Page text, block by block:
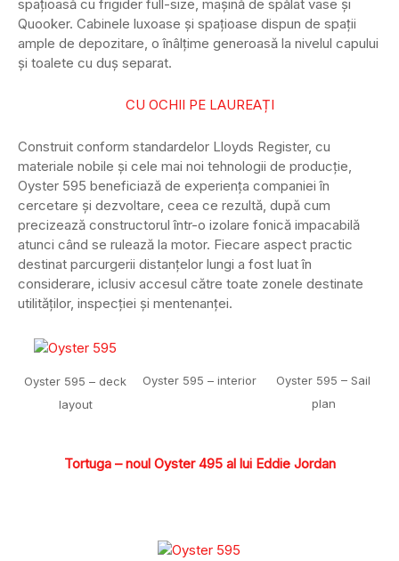
spațioasă cu frigider full-size, mașină de spălat vase și
Quooker. Cabinele luxoase și spațioase dispun de spații
ample de depozitare, o înâlțime generoasă la nivelul capului
și toalete cu duș separat.
CU OCHII PE LAUREAȚI
Construit conform standardelor Lloyds Register, cu
materiale nobile și cele mai noi tehnologii de producție,
Oyster 595 beneficiază de experiența companiei în
cercetare și dezvoltare, ceea ce rezultă, după cum
precizează constructorul într-o izolare fonică impacabilă
atunci când se rulează la motor. Fiecare aspect practic
destinat parcurgerii distanțelor lungi a fost luat în
considerare, iclusiv accesul către toate zonele destinate
utilităților, inspecției și mentenanței.
Oyster 595 – deck
layout
Oyster 595 – interior
Oyster 595 – Sail
plan
Tortuga – noul Oyster 495 al lui Eddie Jordan